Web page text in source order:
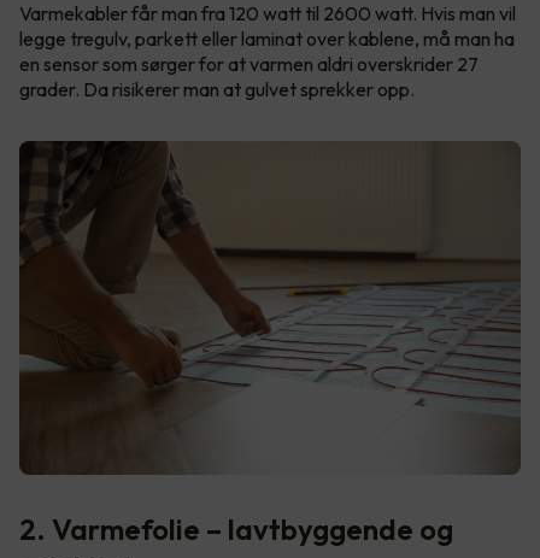
Varmekabler får man fra 120 watt til 2600 watt. Hvis man vil
legge tregulv, parkett eller laminat over kablene, må man ha
en sensor som sørger for at varmen aldri overskrider 27
grader. Da risikerer man at gulvet sprekker opp.
2. Varmefolie – lavtbyggende og